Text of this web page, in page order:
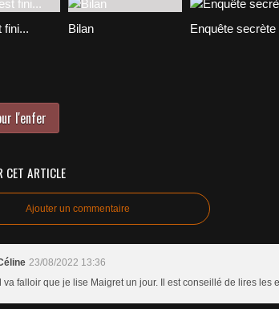
fini... Bilan
Enquête secrète
l'enfer
CET ARTICLE
Ajouter un commentaire
23/08/2022 13:36
Il va falloir que je lise Maigret un jour. Il est conseillé de lires les